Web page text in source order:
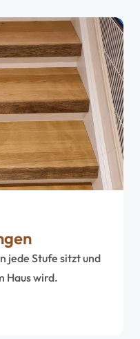
jede Stufe sitzt und
Haus wird.